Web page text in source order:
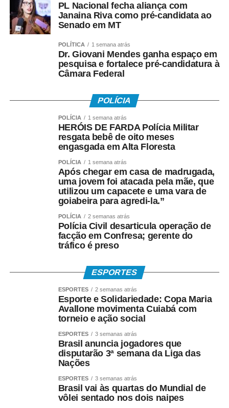
O presidente do Conselho Empresarial de Turismo e
Hospitalidade da Fecomércio-MT (Cetur), Jaime
Okamura, anfitrião do evento, destacou que as mudanças
exigirão maior integração entre os segmentos da cadeia
produtiva do turismo. “O turismo depende diretamente de
setores como transporte aéreo, hospedagem,
dessas atividades impactará diretamente o setor. Todos
os estados disputarão turistas, investimentos e eventos.
Por isso, precisamos nos preparar, desenvolver novos
produtos turísticos e fortalecer nossos destinos.”
Durante o painel, os consultores da Copsfid Coltri Junior
e Ilson Sanches abordaram o tema “Reforma Tributária:
impactos e desafios nos municípios com potencial
turístico do estado”.
Especialista em Direito Empresarial e Processual, Ilson
Sanches explicou que, por determinação do presidente
do TCE-MT, conselheiro Sérgio Ricardo, o Tribunal
municípios na adaptação ao novo sistema tributário.
“Na Comissão, desenvolvemos um trabalho de
orientação, oferecendo estudos, diagnósticos e subsídios
para o aperfeiçoamento das políticas públicas. Nosso
Tributária e mostrar as potencialidades dos municípios
para se adaptarem ao novo modelo, cuja transição
ocorrerá até 2033”, salientou.
Já o consultor organizacional e especialista em gestão,
Coltri Junior, destacou que a reforma cria oportunidades
PL Nacional fecha aliança com
Janaina Riva como pré-candidata ao
Senado em MT
POLÍTICA 1 semana atrás
Dr. Giovani Mendes ganha espaço em
pesquisa e fortalece pré-candidatura à
Câmara Federal
POLÍCIA
POLÍCIA 1 semana atrás
HERÓIS DE FARDA Polícia Militar
resgata bebê de oito meses
engasgada em Alta Floresta
POLÍCIA 1 semana atrás
Após chegar em casa de madrugada,
uma jovem foi atacada pela mãe, que
utilizou um capacete e uma vara de
goiabeira para agredi-la.”
POLÍCIA 2 semanas atrás
Polícia Civil desarticula operação de
facção em Confresa; gerente do
tráfico é preso
ESPORTES
ESPORTES 2 semanas atrás
Esporte e Solidariedade: Copa Maria
Avallone movimenta Cuiabá com
torneio e ação social
ESPORTES 3 semanas atrás
Brasil anuncia jogadores que
disputarão 3ª semana da Liga das
Nações
ESPORTES 3 semanas atrás
Brasil vai às quartas do Mundial de
vôlei sentado nos dois naipes